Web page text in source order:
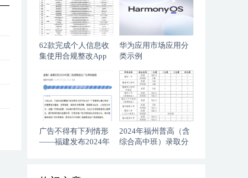
62款完成个人信息收
集使用合规整改App
华为应用市场应用分
类示例
广告不得有下列情形
——福建发布2024年
2024年福州普高（含
综合高中班）录取分